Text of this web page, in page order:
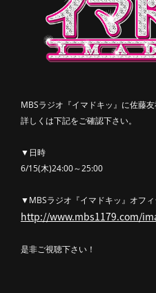
MBSラジオ『イマドキッ』に佐藤
詳しくは下記をご確認下さい。
▼日時
6/15(木)24:00～25:00
▼MBSラジオ『イマドキッ』オフィ
http://www.mbs1179.com/
是非ご視聴下さい！